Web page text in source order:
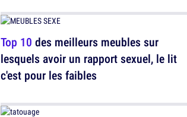
Top 10 des meilleurs meubles sur
lesquels avoir un rapport sexuel, le lit
c'est pour les faibles